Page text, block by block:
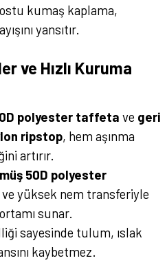
kumaş kaplama,
yansıtır.
ve Hızlı Kuruma
polyester taffeta ve geri
ripstop, hem aşınma
artırır.
50D polyester
yüksek nem transferiyle
sunar.
sayesinde tulum, ıslak
kaybetmez.